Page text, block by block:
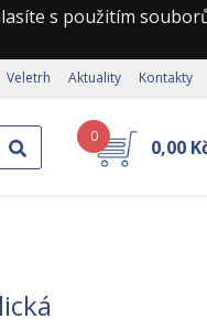
s použitím
Veletrh Aktuality Kontakty
0 0,00